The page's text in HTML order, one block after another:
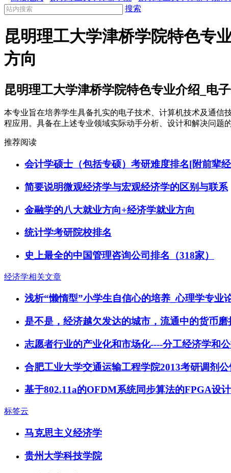
搜索
昆明理工大学津桥学院特色专
方向
昆明理工大学津桥学院特色专业介绍_电
本专业旨在培养学生具备扎实的电子技术、计算机技术及通信
程应用。具备在上述专业领域实际动手分析、设计和解决问题
推荐阅读
会计学硕士（包括专硕）考研难度排名[附前辈
简要说明微观经济学与宏观经济学的区别与联系
金融学的八大就业方向+经济学就业方向
统计学考研院校排名
史上最全的中国管理咨询公司排名（318家）
经济学相关文章
浅析“懒惰型”小学生自信心的培养_心理学专业
是不是，经济越欠发达的城市，流通中的货币磨
志愿者行业的产业化和市场化----分工经济学和
合肥工业大学交通运输工程学院2013考研调剂
基于802.11a的OFDM系统同步算法的FPGA设
标签云
马克思主义经济学
贵州大学科技学院